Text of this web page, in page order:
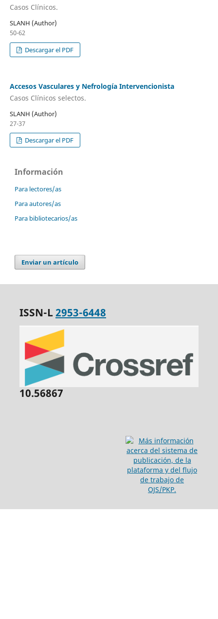
Casos Clínicos.
SLANH (Author)
50-62
Descargar el PDF
Accesos Vasculares y Nefrología Intervencionista
Casos Clínicos selectos.
SLANH (Author)
27-37
Descargar el PDF
Información
Para lectores/as
Para autores/as
Para bibliotecarios/as
Enviar un artículo
ISSN-L2953-6448
10.56867